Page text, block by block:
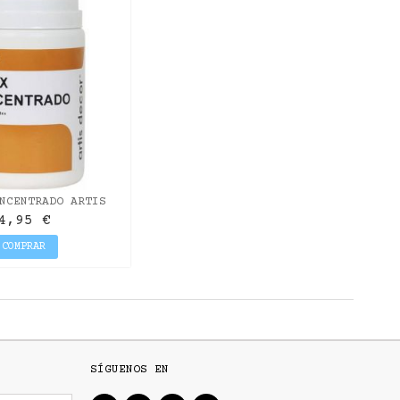
ARTIS
250ML
€
COMPRAR
SÍGUENOS EN